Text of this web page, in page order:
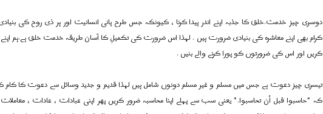
دوسری چیز خدمت.خلق کا جذبہ اپنے اندر پیدا کرنا ، کیونکہ جس طرح پانی انسانیت اور ہر ذی روح کی
کرام بھی اپنے معاشرہ کی بنیادی ضرورت ہیں . لہذا اس ضرورت کی تکمیلِ کا آسان طریقہ خدمت خلق ہے.ہم
کریں اور اس کی ضرورتوں کو پورا کرنے والے بنیں .
تیسری چیز دعوت ہے جس میں مسلم و غیر مسلم دونوں شامل ہیں لہذا قدیم و جدید وسائل سے دعوت کا کام
کہ *حاسبوا قبل أن تحاسبوا.* یعنی سب سے پہلے اپنا محاسبہ ضرور کریں پھر اپنی عبادات ، عادات ،